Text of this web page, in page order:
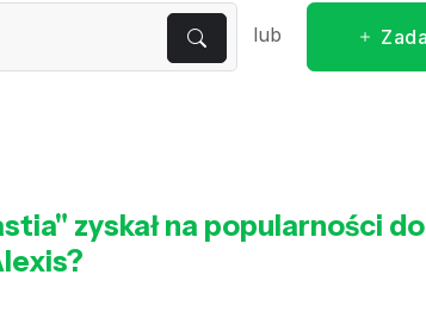
lub
zyskał na popularności